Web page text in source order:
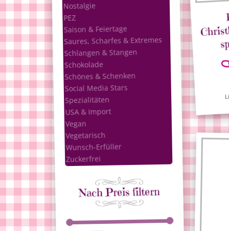
Nostalgie
PEZ
Saison & Feiertage
Saures, Scharfes & Extremes
Schlangen & Stangen
Schokolade
Schönes & Schenken
Social Media Stars
Spezialitäten
USA & Import
Vegan
Vegetarisch
Wunsch-Erfüller
Zuckerfrei
Nach Preis filtern